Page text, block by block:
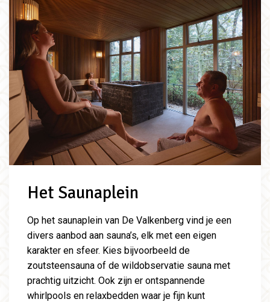
Het Saunaplein
Op het saunaplein van De Valkenberg vind je een
divers aanbod aan sauna’s, elk met een eigen
karakter en sfeer. Kies bijvoorbeeld de
zoutsteensauna of de wildobservatie sauna met
prachtig uitzicht. Ook zijn er ontspannende
whirlpools en relaxbedden waar je fijn kunt